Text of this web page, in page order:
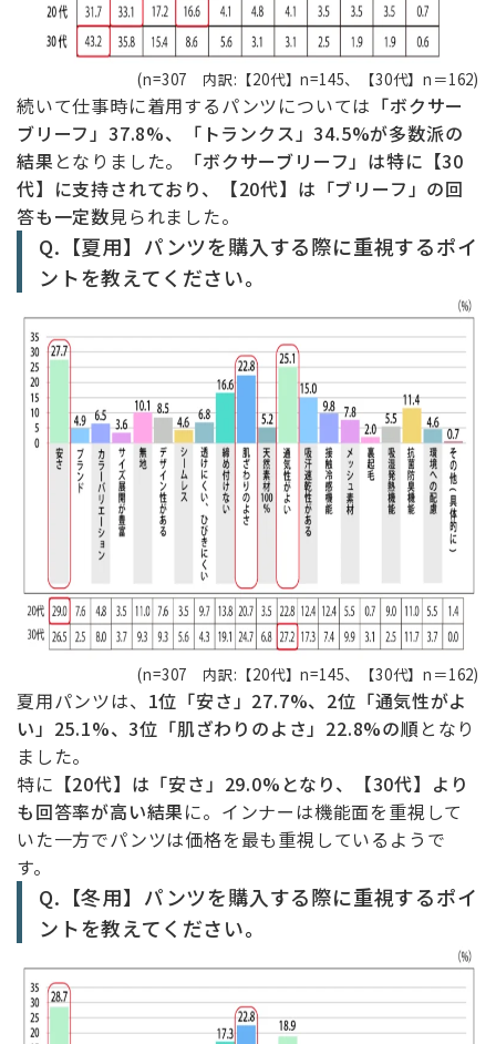
(n=307 内訳:【20代】n=145、【30代】n＝162)
続いて仕事時に着用するパンツについては 「ボクサー
ブリーフ」37.8%、「トランクス」34.5%が多数派の
結果 となりました。
「ボクサーブリーフ」は特に【30
代】に支持されており、【20代】は「ブリーフ」の回
答も一定数見られました。
Q.【夏用】パンツを購入する際に重視するポイ
ントを教えてください。
(n=307 内訳:【20代】n=145、【30代】n＝162)
夏用パンツは、 1位「安さ」27.7%、2位「通気性がよ
い」25.1%、3位「肌ざわりのよさ」22.8%の順 となり
ました。
特に 【20代】は「安さ」29.0%となり、【30代】より
も回答率が高い結果に。インナーは機能面を重視して
いた一方でパンツは価格を最も重視しているようで
す。
Q.【冬用】パンツを購入する際に重視するポイ
ントを教えてください。